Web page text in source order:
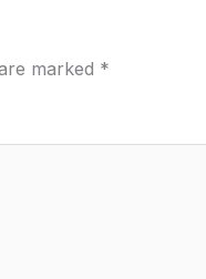
marked *